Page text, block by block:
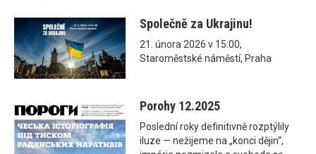
Společně za Ukrajinu!
21. února 2026 v 15:00,
Staroměstské náměstí, Praha
Porohy 12.2025
Poslední roky definitivně rozptýlily
iluze — nežijeme na „konci dějin“,